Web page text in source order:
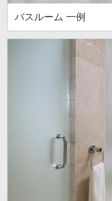
バスルーム 一例